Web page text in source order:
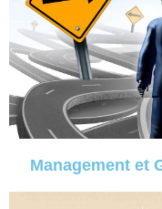
Management et